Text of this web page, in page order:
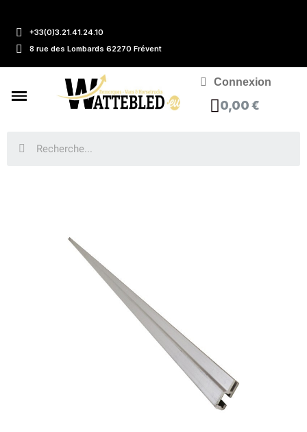
+33(0)3.21.41.24.10
8 rue des Lombards 62270 Frévent
Connexion
0,00 €